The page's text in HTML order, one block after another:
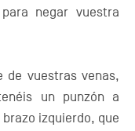
negar vuestra
de vuestras venas,
un punzón a
izquierdo, que